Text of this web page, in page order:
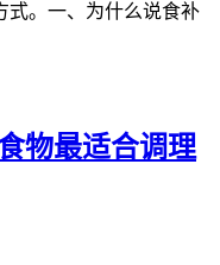
式。一、为什么说食补
物最适合调理